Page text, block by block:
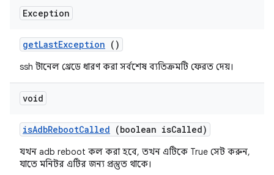
Exception
getLastException ()
ssh টানেল থ্রেডে ধারণ করা সর্বশেষ ব্যতিক্রমটি ফেরত দেয়।
void
isAdbRebootCalled (boolean isCalled)
যখন adb reboot কল করা হবে, তখন এটিকে True সেট করুন,
যাতে মনিটর এটির জন্য প্রস্তুত থাকে।